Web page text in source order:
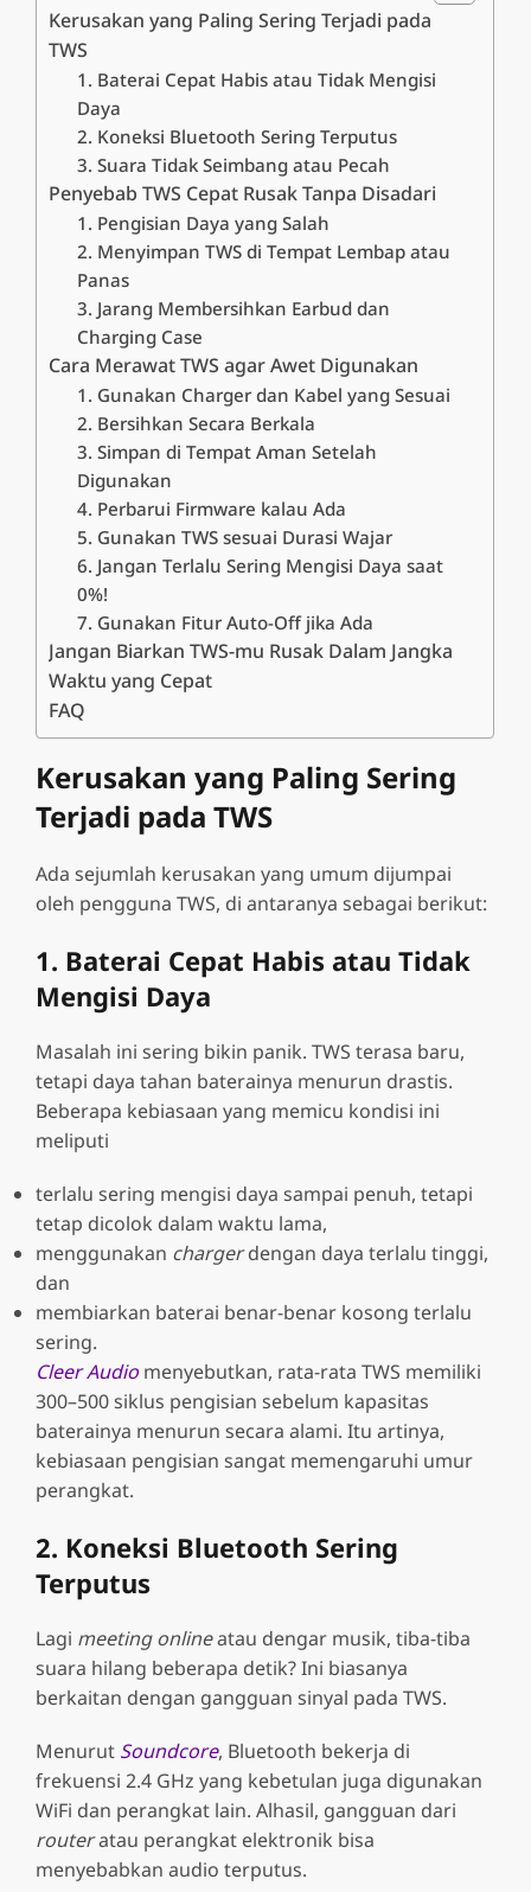
Kerusakan yang Paling Sering Terjadi pada
TWS
1. Baterai Cepat Habis atau Tidak Mengisi
Daya
2. Koneksi Bluetooth Sering Terputus
3. Suara Tidak Seimbang atau Pecah
Penyebab TWS Cepat Rusak Tanpa Disadari
1. Pengisian Daya yang Salah
2. Menyimpan TWS di Tempat Lembap atau
Panas
3. Jarang Membersihkan Earbud dan
Charging Case
Cara Merawat TWS agar Awet Digunakan
1. Gunakan Charger dan Kabel yang Sesuai
2. Bersihkan Secara Berkala
3. Simpan di Tempat Aman Setelah
Digunakan
4. Perbarui Firmware kalau Ada
5. Gunakan TWS sesuai Durasi Wajar
6. Jangan Terlalu Sering Mengisi Daya saat
0%!
7. Gunakan Fitur Auto-Off jika Ada
Jangan Biarkan TWS-mu Rusak Dalam Jangka
Waktu yang Cepat
FAQ
Kerusakan yang Paling Sering
Terjadi pada TWS
Ada sejumlah kerusakan yang umum dijumpai
oleh pengguna TWS, di antaranya sebagai berikut:
1. Baterai Cepat Habis atau Tidak
Mengisi Daya
Masalah ini sering bikin panik. TWS terasa baru,
tetapi daya tahan baterainya menurun drastis.
Beberapa kebiasaan yang memicu kondisi ini
meliputi
terlalu sering mengisi daya sampai penuh, tetapi
tetap dicolok dalam waktu lama,
menggunakan chargerdengan daya terlalu tinggi,
dan
membiarkan baterai benar-benar kosong terlalu
sering.
Cleer Audio menyebutkan, rata-rata TWS memiliki
300–500 siklus pengisian sebelum kapasitas
baterainya menurun secara alami. Itu artinya,
kebiasaan pengisian sangat memengaruhi umur
perangkat.
2. Koneksi Bluetooth Sering
Terputus
Lagi meeting onlineatau dengar musik, tiba-tiba
suara hilang beberapa detik? Ini biasanya
berkaitan dengan gangguan sinyal pada TWS.
Menurut Soundcore, Bluetooth bekerja di
frekuensi 2.4 GHz yang kebetulan juga digunakan
WiFi dan perangkat lain. Alhasil, gangguan dari
routeratau perangkat elektronik bisa
menyebabkan audio terputus.